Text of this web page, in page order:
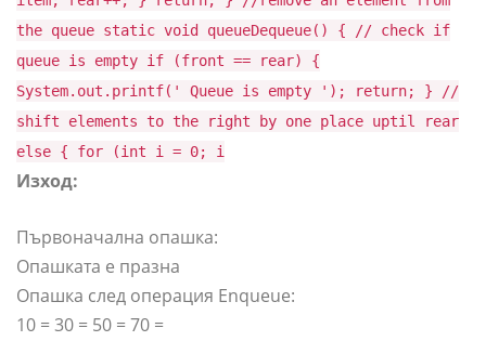
the queue static void queueDequeue() { // check if
queue is empty if (front == rear) {
System.out.printf(' Queue is empty '); return; } //
shift elements to the right by one place uptil rear
else { for (int i = 0; i
Изход:
Първоначална опашка:
Опашката е празна
Опашка след операция Enqueue:
10 = 30 = 50 = 70 =